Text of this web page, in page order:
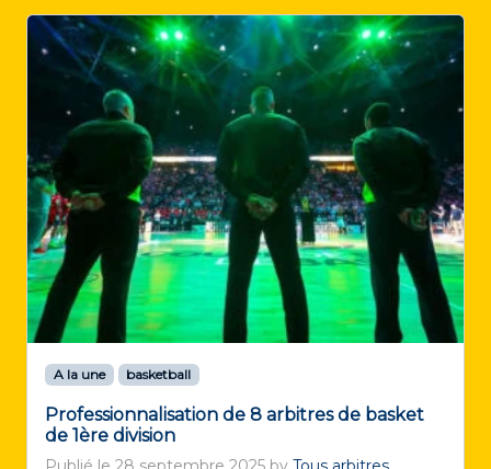
A la une basketball
Professionnalisation de 8 arbitres de basket
de 1ère division